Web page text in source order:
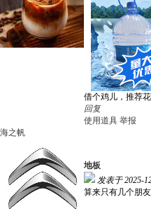
借个鸡儿，推荐
回复
使用道具 举报
海之帆
地板
发表于 2025-
算来只有几个朋友